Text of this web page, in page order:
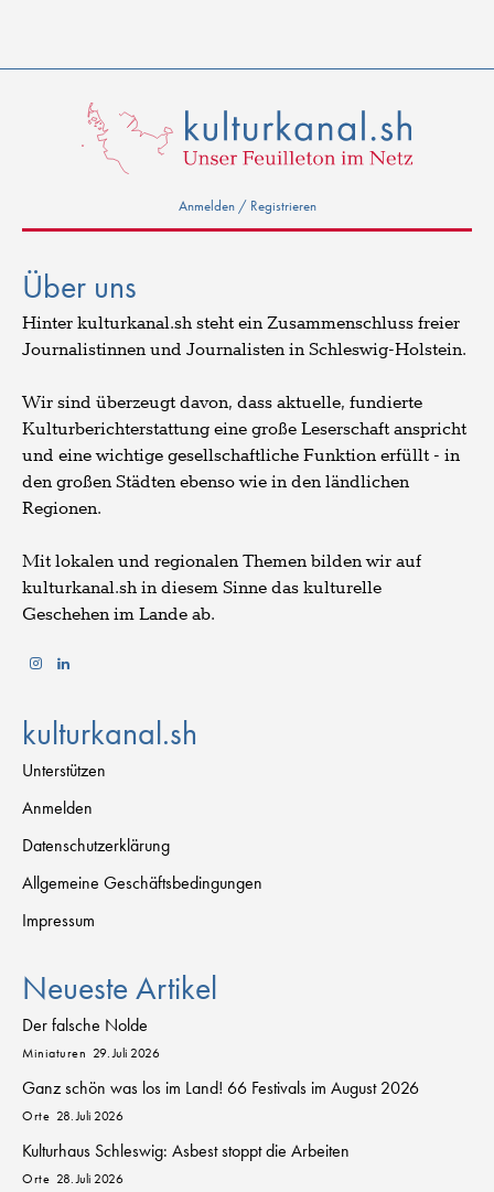
Anmelden / Registrieren
Über uns
Hinter kulturkanal.sh steht ein Zusammenschluss freier
Journalistinnen und Journalisten in Schleswig-Holstein.
Wir sind überzeugt davon, dass aktuelle, fundierte
Kulturberichterstattung eine große Leserschaft anspricht
und eine wichtige gesellschaftliche Funktion erfüllt - in
den großen Städten ebenso wie in den ländlichen
Regionen.
Mit lokalen und regionalen Themen bilden wir auf
kulturkanal.sh in diesem Sinne das kulturelle
Geschehen im Lande ab.
kulturkanal.sh
Unterstützen
Anmelden
Datenschutzerklärung
Allgemeine Geschäftsbedingungen
Impressum
Neueste Artikel
Der falsche Nolde
Miniaturen 29. Juli 2026
Ganz schön was los im Land! 66 Festivals im August 2026
Orte 28. Juli 2026
Kulturhaus Schleswig: Asbest stoppt die Arbeiten
Orte 28. Juli 2026